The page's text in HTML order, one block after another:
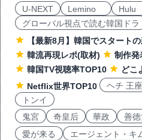
U-NEXT
Lemino Hulu
グローバル視点で読む韓国ドラ
【最新8月】韓国でスタート
韓流再現レポ(取材)
制作発
韓国TV視聴率TOP10
どこ
Netflix世界TOP10
ヘチ 王
トンイ
鬼宮
奇皇后 華政 善
愛が来る
エージェント・キ